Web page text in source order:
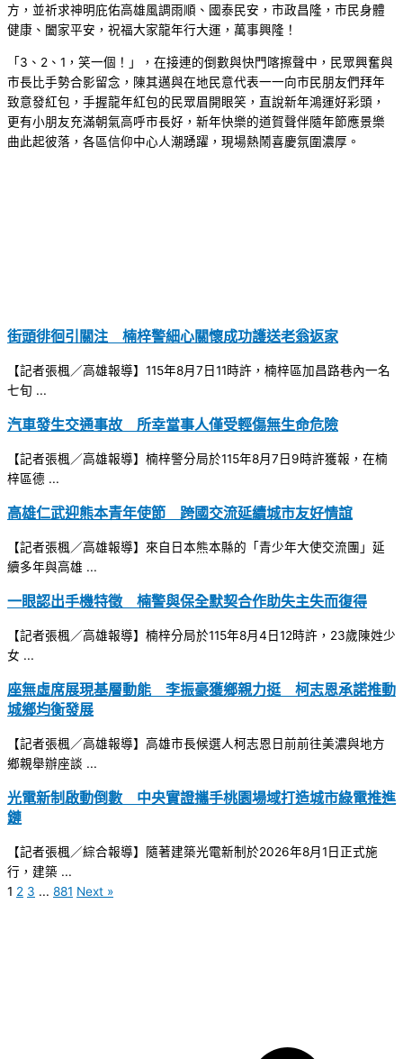
方，並祈求神明庇佑高雄風調雨順、國泰民安，市政昌隆，市民身體
健康、闔家平安，祝福大家龍年行大運，萬事興隆！
「3、2、1，笑一個！」，在接連的倒數與快門喀擦聲中，民眾興奮與
市長比手勢合影留念，陳其邁與在地民意代表一一向市民朋友們拜年
致意發紅包，手握龍年紅包的民眾眉開眼笑，直說新年鴻運好彩頭，
更有小朋友充滿朝氣高呼市長好，新年快樂的道賀聲伴隨年節應景樂
曲此起彼落，各區信仰中心人潮踴躍，現場熱鬧喜慶氛圍濃厚。
街頭徘徊引關注 楠梓警細心關懷成功護送老翁返家
【記者張楓／高雄報導】115年8月7日11時許，楠梓區加昌路巷內一名
七旬 ...
汽車發生交通事故 所幸當事人僅受輕傷無生命危險
【記者張楓／高雄報導】楠梓警分局於115年8月7日9時許獲報，在楠
梓區德 ...
高雄仁武迎熊本青年使節 跨國交流延續城市友好情誼
【記者張楓／高雄報導】來自日本熊本縣的「青少年大使交流團」延
續多年與高雄 ...
一眼認出手機特徵 楠警與保全默契合作助失主失而復得
【記者張楓／高雄報導】楠梓分局於115年8月4日12時許，23歲陳姓少
女 ...
座無虛席展現基層動能 李振豪獲鄉親力挺 柯志恩承諾推動
城鄉均衡發展
【記者張楓／高雄報導】高雄市長候選人柯志恩日前前往美濃與地方
鄉親舉辦座談 ...
光電新制啟動倒數 中央實證攜手桃園場域打造城市綠電推進
鏈
【記者張楓／綜合報導】隨著建築光電新制於2026年8月1日正式施
行，建築 ...
1 2 3 ... 881 Next »